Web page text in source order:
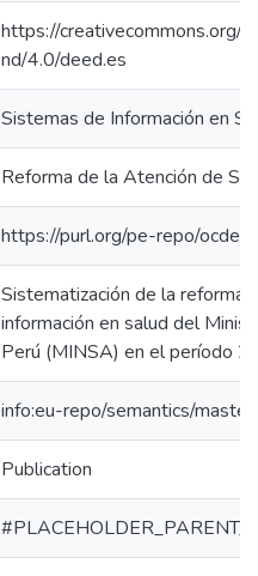
https://creativecommons.org/
nd/4.0/deed.es
Sistemas de Información en
Reforma de la Atención de
https://purl.org/pe-repo/ocde/
Sistematización de la reforma
información en salud del
Perú (MINSA) en el período
info:eu-repo/semantics/
Publication